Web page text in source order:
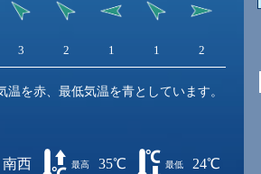
3 2 1 1 2
を赤、最低気温を青としています。
南西 最高 35℃ 最低 24℃